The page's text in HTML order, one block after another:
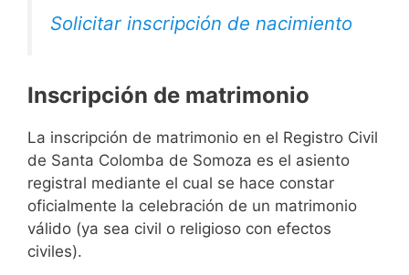
Solicitar inscripción de nacimiento
Inscripción de matrimonio
La inscripción de matrimonio en el Registro Civil
de Santa Colomba de Somoza es el asiento
registral mediante el cual se hace constar
oficialmente la celebración de un matrimonio
válido (ya sea civil o religioso con efectos
civiles).